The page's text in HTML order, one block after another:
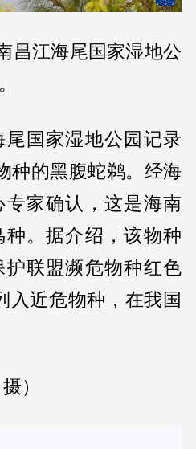
昌江海尾国家湿地公
国家湿地公园记录
种的黑腹蛇鹈。经海
家确认，这是海南
。据介绍，该物种
联盟濒危物种红色
入近危物种，在我国
）